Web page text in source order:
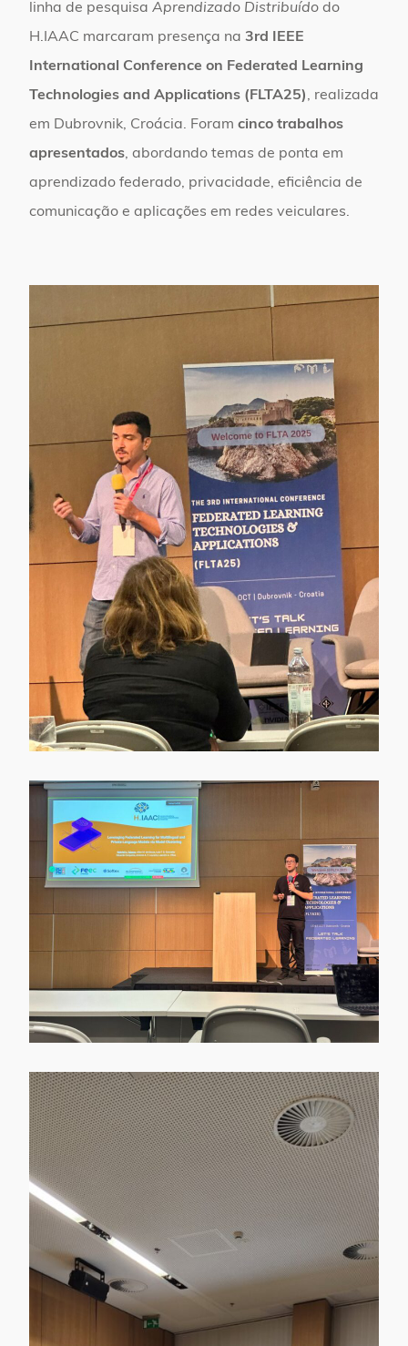
linha de pesquisa Aprendizado Distribuído do
H.IAAC marcaram presença na 3rd IEEE
International Conference on Federated Learning
Technologies and Applications (FLTA25), realizada
em Dubrovnik, Croácia. Foram cinco trabalhos
apresentados, abordando temas de ponta em
aprendizado federado, privacidade, eficiência de
comunicação e aplicações em redes veiculares.